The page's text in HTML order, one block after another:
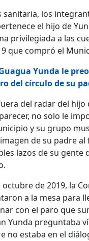
sanitaria, los
el hijo de
privilegiada a las
que compró el
Yunda le
del círculo de su
del radar del hijo
no solo le
y su grupo
de su padre al
lazos de su gente
de 2019, la
a la mesa para
con el paro que
Yunda preguntaba
no estaba en el